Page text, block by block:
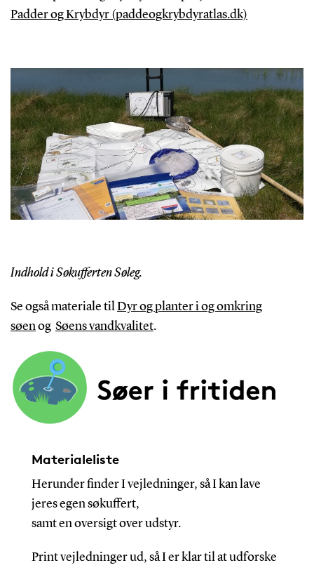
Padder og Krybdyr (paddeogkrybdyratlas.dk)
Indhold i Søkufferten Søleg.
Se også materiale tilDyr og planter i og omkring
søenog Søens vandkvalitet.
Materialeliste
Herunder finder I vejledninger, så I kan lave
jeres egen søkuffert,
samt en oversigt over udstyr.
Print vejledninger ud, så I er klar til at udforske